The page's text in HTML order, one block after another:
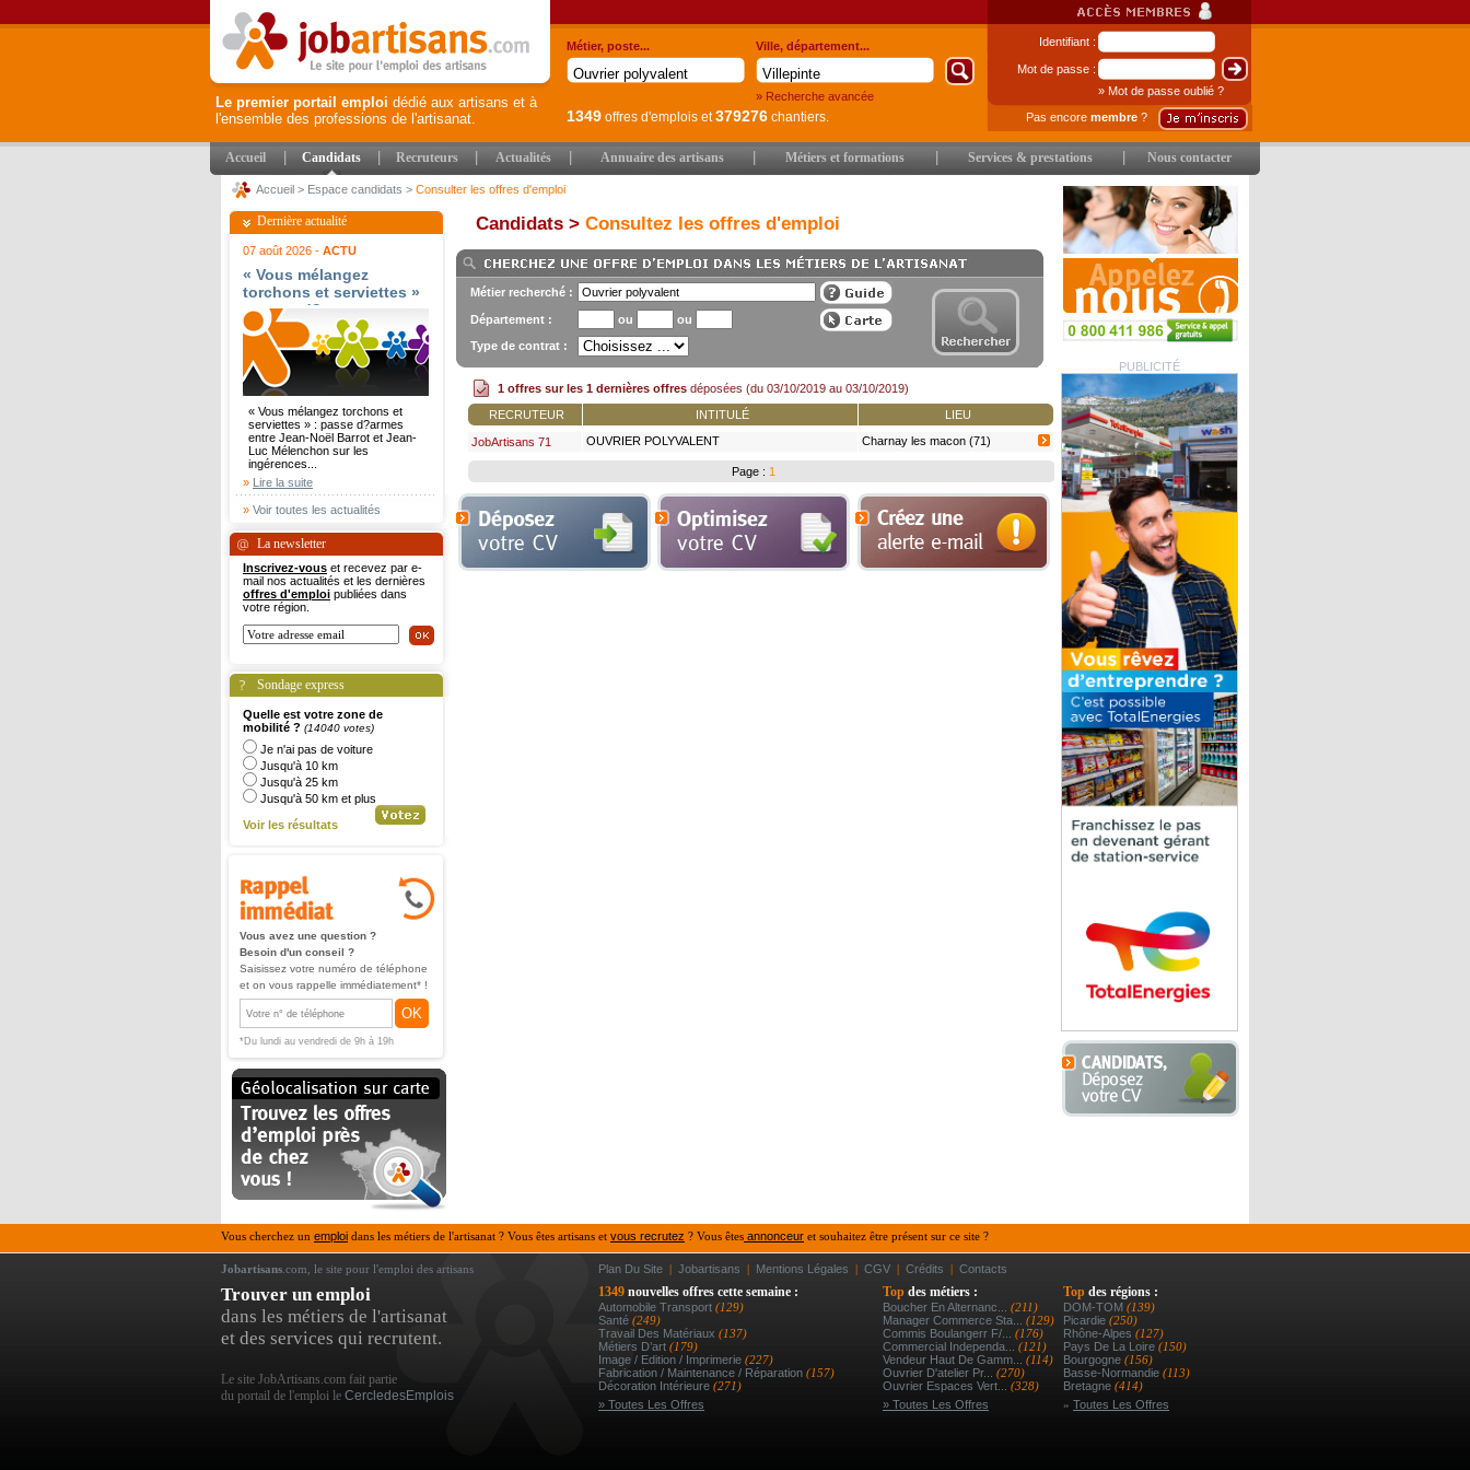
Le premier portail emploi dédié aux artisans et à
l'ensemble des professions de l'artisanat.
Identifiant :
Mot de passe :
» Mot de passe oublié ?
Pas encore membre ?
Métier, poste... Ville, département...
» Recherche avancée
1349 offres d'emplois et379276 chantiers.
Accueil Candidats Recruteurs Actualités Annuaire des artisans Métiers et formations Services & prestations Nous contacter
Accueil > Espace candidats > Consulter les offres d'emploi
PUBLICITÉ
Dernière actualité
07 août 2026 - ACTU
« Vous mélangez
torchons et serviettes »
: passe d?armes entre
Jean-Noël Barrot et
Jean-Luc Mélenchon sur
les ingérences
étrangères - Le Parisien
« Vous mélangez torchons et
serviettes » : passe d?armes
entre Jean-Noël Barrot et Jean-
Luc Mélenchon sur les
ingérences...
» Lire la suite
» Voir toutes les actualités
La newsletter
Inscrivez-vous et recevez par e-
mail nos actualités et les dernières
offres d'emploi publiées dans
votre région.
Sondage express
Quelle est votre zone de
mobilité ? (14040 votes)
Je n'ai pas de voiture
Jusqu'à 10 km
Jusqu'à 25 km
Jusqu'à 50 km et plus
Voir les résultats
Vous avez une question ?
Besoin d'un conseil ?
Saisissez votre numéro de téléphone
et on vous rappelle immédiatement* !
OK
*Du lundi au vendredi de 9h à 19h
Candidats > Consultez les offres d'emploi
Métier recherché :
Département : ou
ou
Type de contrat :
1 offres sur les 1 dernières offres déposées (du 03/10/2019 au 03/10/2019)
RECRUTEUR
INTITULÉ LIEU
JobArtisans 71 OUVRIER POLYVALENT Charnay les macon (71)
Page : 1
Vous cherchez un emploi dans les métiers de l'artisanat ? Vous êtes artisans et vous recrutez ? Vous êtes annonceur et souhaitez être présent sur ce site ?
Jobartisans .com, le site pour l'emploi des artisans Plan Du Site | Jobartisans | Mentions Légales | CGV | Crédits | Contacts
Trouver un emploi
dans les métiers de l'artisanat
et des services qui recrutent.
Le site JobArtisans.com fait partie
du portail de l'emploi le CercledesEmplois
1349 nouvelles offres cette semaine :
Automobile Transport (129)
Santé (249)
Travail Des Matériaux (137)
Métiers D’art (179)
Image / Edition / Imprimerie (227)
Fabrication / Maintenance / Réparation (157)
Décoration Intérieure (271)
» Toutes Les Offres
Top des métiers :
Boucher En Alternanc... (211)
Manager Commerce Sta... (129)
Commis Boulangerr F/... (176)
Commercial Independa... (121)
Vendeur Haut De Gamm... (114)
Ouvrier D'atelier Pr... (270)
Ouvrier Espaces Vert... (328)
» Toutes Les Offres
Top des régions :
DOM-TOM (139)
Picardie (250)
Rhône-Alpes (127)
Pays De La Loire (150)
Bourgogne (156)
Basse-Normandie (113)
Bretagne (414)
» Toutes Les Offres